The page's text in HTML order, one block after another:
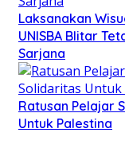
Laksanakan
UNISBA Blitar
Sarjana
Ratusan Pelajar
Untuk Palestina